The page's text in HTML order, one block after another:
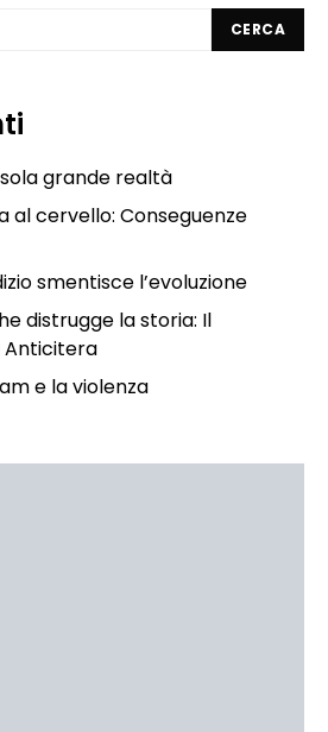
CERCA
grande realtà
al cervello: Conseguenze
smentisce l’evoluzione
distrugge la storia: Il
Anticitera
e la violenza